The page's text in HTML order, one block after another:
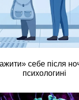
себе після
психологині